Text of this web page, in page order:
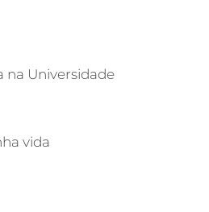
na Universidade
vida